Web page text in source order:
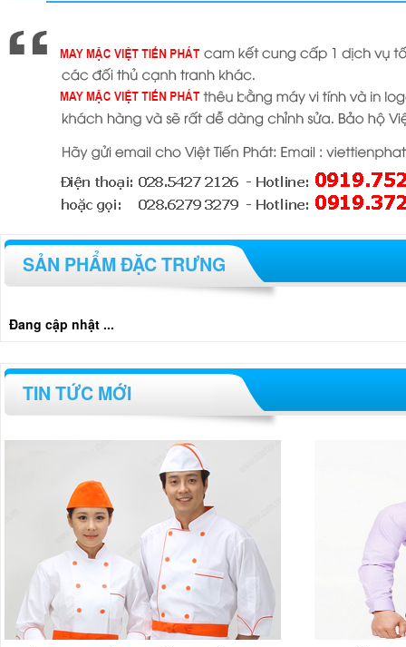
SẢN PHẨM ĐẶC TRƯNG
Đang cập nhật ...
TIN TỨC MỚI